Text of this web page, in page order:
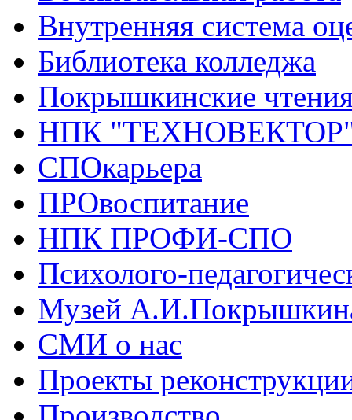
Внутренняя система
Библиотека колледжа
Покрышкинские
НПК
СПОкарьера
ПРОвоспитание
НПК ПРОФИ-СПО
Психолого-
Музей
СМИ о нас
Проекты